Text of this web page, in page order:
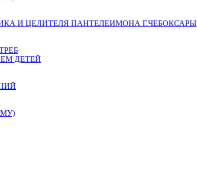
И ЦЕЛИТЕЛЯ ПАНТЕЛЕИМОНА Г.ЧЕБОКСАРЫ
ДЕТЕЙ